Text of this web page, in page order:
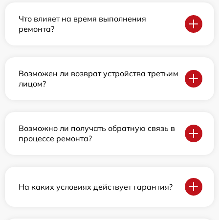
Что влияет на время выполнения
ремонта?
Возможен ли возврат устройства третьим
лицом?
Возможно ли получать обратную связь в
процессе ремонта?
На каких условиях действует гарантия?